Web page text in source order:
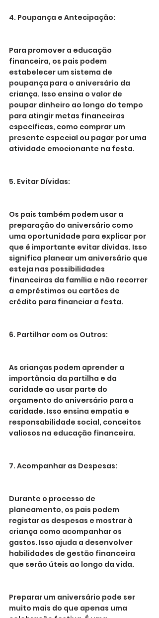
4. Poupança e Antecipação:
Para promover a educação
financeira, os pais podem
estabelecer um sistema de
poupança para o aniversário da
criança. Isso ensina o valor de
poupar dinheiro ao longo do tempo
para atingir metas financeiras
específicas, como comprar um
presente especial ou pagar por uma
atividade emocionante na festa.
5. Evitar Dívidas:
Os pais também podem usar a
preparação do aniversário como
uma oportunidade para explicar por
que é importante evitar dívidas. Isso
significa planear um aniversário que
esteja nas possibilidades
financeiras da família e não recorrer
a empréstimos ou cartões de
crédito para financiar a festa.
6. Partilhar com os Outros:
As crianças podem aprender a
importância da partilha e da
caridade ao usar parte do
orçamento do aniversário para a
caridade. Isso ensina empatia e
responsabilidade social, conceitos
valiosos na educação financeira.
7. Acompanhar as Despesas:
Durante o processo de
planeamento, os pais podem
registar as despesas e mostrar à
criança como acompanhar os
gastos. Isso ajuda a desenvolver
habilidades de gestão financeira
que serão úteis ao longo da vida.
Preparar um aniversário pode ser
muito mais do que apenas uma